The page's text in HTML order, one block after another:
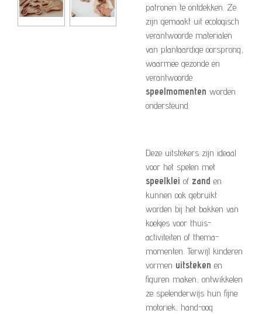
patronen te ontdekken. Ze
zijn gemaakt uit ecologisch
verantwoorde materialen
van plantaardige oorsprong,
waarmee gezonde en
verantwoorde
speelmomenten worden
ondersteund.
Deze uitstekers zijn ideaal
voor het spelen met
speelklei of zand en
kunnen ook gebruikt
worden bij het bakken van
koekjes voor thuis-
activiteiten of thema-
momenten. Terwijl kinderen
vormen uitsteken en
figuren maken, ontwikkelen
ze spelenderwijs hun fijne
motoriek, hand-oog